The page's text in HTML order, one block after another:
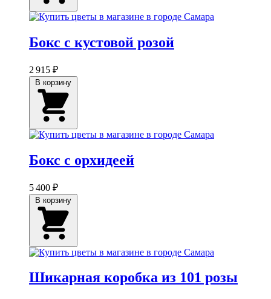
Бокс с кустовой розой
2 915 ₽
Бокс с орхидеей
5 400 ₽
Шикарная коробка из 101 розы